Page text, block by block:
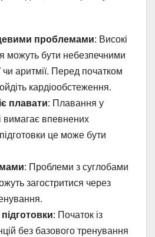
проблемами: Високі
можуть бути небезпечними
чи аритмії. Перед початком
кардіообстеження.
плавати: Плавання у
вимагає впевнених
це може бути
: Проблеми з суглобами
загостритися через
: Початок із
без базового тренування